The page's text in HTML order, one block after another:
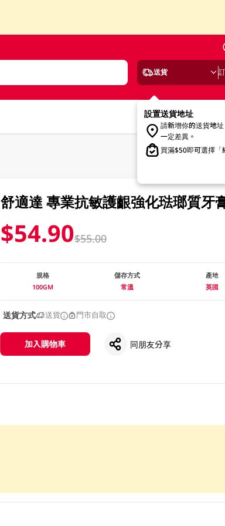
送貨
設置送貨地址
請新增你的送貨地
一定差異。
買滿$50即可選擇「
舒適達 專業抗敏護齦強化琺瑯質牙
$54.90$55.00
規格
100GM
儲存方式
常溫
產地
英國
送貨方式 送貨 門市自取
加入購物車 同朋友分享